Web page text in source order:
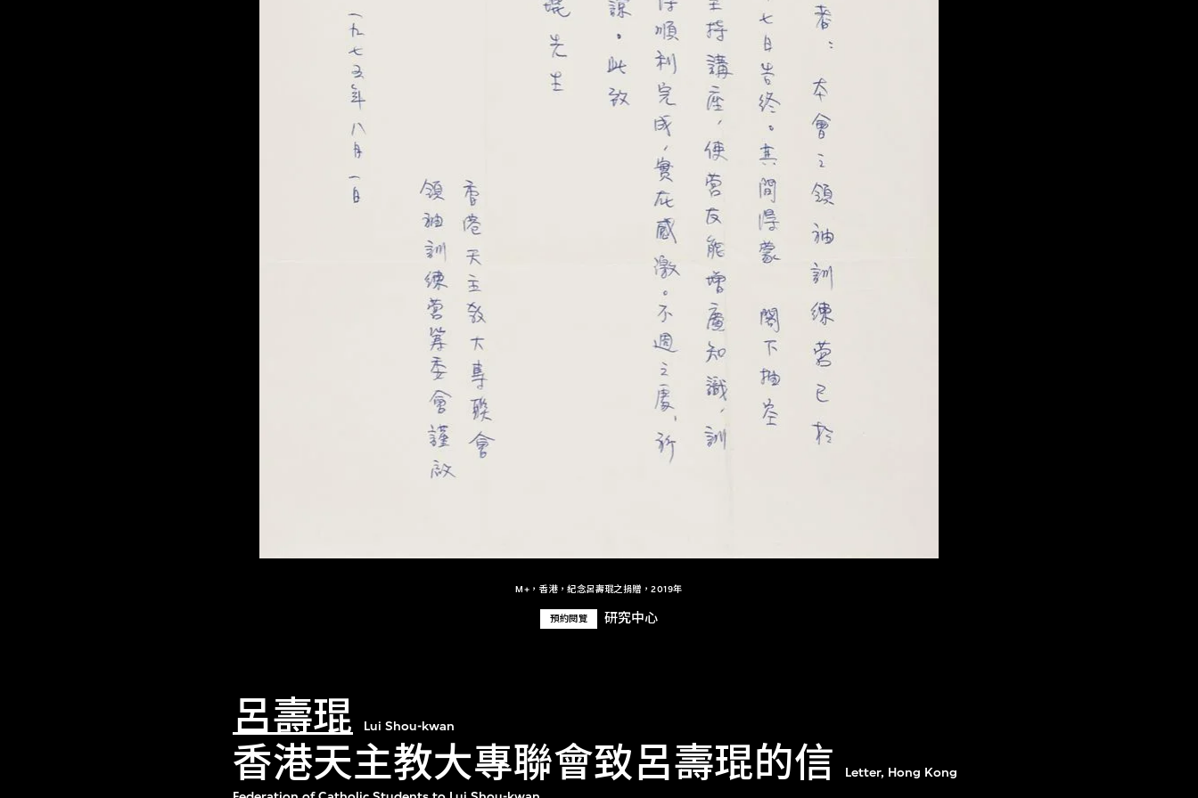
M+，香港，紀念呂壽琨之捐贈，2019年
預約閱覽 研究中心
呂壽琨 Lui Shou-kwan
香港天主教大專聯會致呂壽琨的信
Letter, Hong Kong